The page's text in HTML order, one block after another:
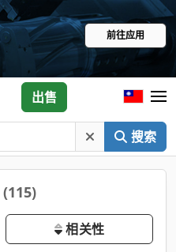
前往应用
搜索
出售
(115)
相关性